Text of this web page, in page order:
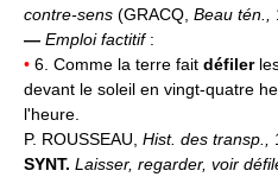
contre-sens (GRACQ, Beau tén.,
— Emploi factitif:
• 6. Comme la terre fait défiler
devant le soleil en vingt-quatre
l'heure.
P. ROUSSEAU, Hist. des transp.,
SYNT. Laisser, regarder, voir